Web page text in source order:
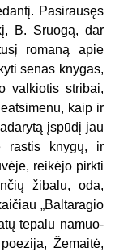
Pasirausęs
B. Sruogą, dar
romaną apie
senas knygas,
valkiotis stribai,
kaip ir
įspūdį jau
rastis knygų, ir
reikėjo pirkti
žibalu, oda,
„Baltaragio
tepalu namuo­
Žemaitė,